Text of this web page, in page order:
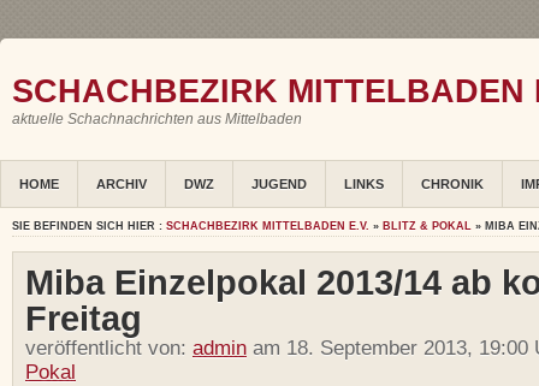
SCHACHBEZIRK MITTELBADEN
aktuelle Schachnachrichten aus Mittelbaden
HOME ARCHIV DWZ JUGEND LINKS CHRONIK
SIE BEFINDEN SICH HIER : SCHACHBEZIRK MITTELBADEN E.V. » BLITZ & POKAL » MIBA
Miba Einzelpokal 2013/14 ab
Freitag
veröffentlicht von: admin am 18. September 2013,
Pokal